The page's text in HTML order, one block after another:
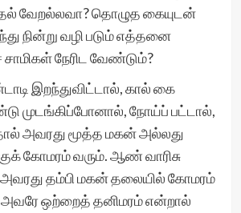
வேறல்லவா? தொழுத கையுடன்
நின்று வழி படும் எத்தனை
நேரிட வேண்டும்?
இறந்துவிட்டால், கால் கை
முடங்கிப்போனால், நோய்ப் பட்டால்,
அவரது மூத்த மகன் அல்லது
கோமரம் வரும். ஆண் வாரிசு
தம்பி மகன் தலையில் கோமரம்
ஒற்றைத் தனிமரம் என்றால்